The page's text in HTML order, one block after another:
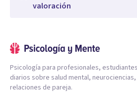
valoración
Psicología para profesionales,
diarios sobre salud mental,
relaciones de pareja.